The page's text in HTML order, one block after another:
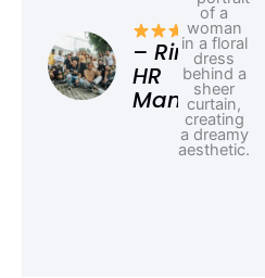
– Rina,
HR
Manager